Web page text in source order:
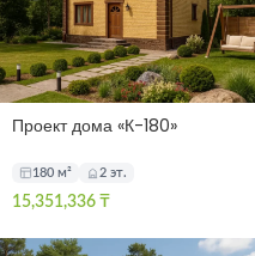
Проект дома «К-180»
180 м² 2 эт.
15,351,336 ₸